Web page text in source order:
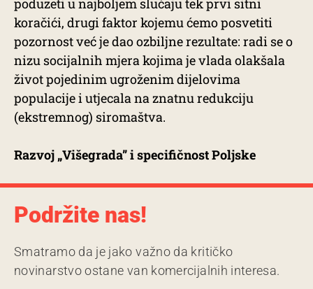
poduzeti u najboljem slučaju tek prvi sitni
koračići, drugi faktor kojemu ćemo posvetiti
pozornost već je dao ozbiljne rezultate: radi se o
nizu socijalnih mjera kojima je vlada olakšala
život pojedinim ugroženim dijelovima
populacije i utjecala na znatnu redukciju
(ekstremnog) siromaštva.
Razvoj „Višegrada” i specifičnost Poljske
Podržite nas!
Smatramo da je jako važno da kritičko
novinarstvo ostane van komercijalnih interesa.